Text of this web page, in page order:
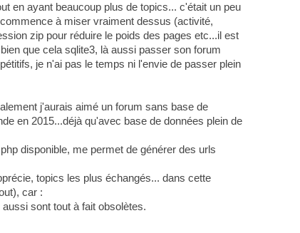
en ayant beaucoup plus de topics... c'était un peu
à miser vraiment dessus (activité,
zip pour réduire le poids des pages etc...il est
que cela sqlite3, là aussi passer son forum
je n'ai pas le temps ni l'envie de passer plein
j'aurais aimé un forum sans base de
en 2015...déjà qu'avec base de données plein de
disponible, me permet de générer des urls
topics les plus échangés... dans cette
car :
sont tout à fait obsolètes.